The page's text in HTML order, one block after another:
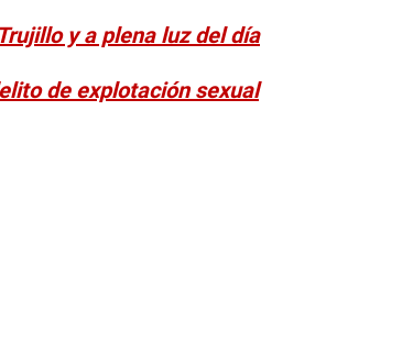
y a plena luz del día
de explotación sexual